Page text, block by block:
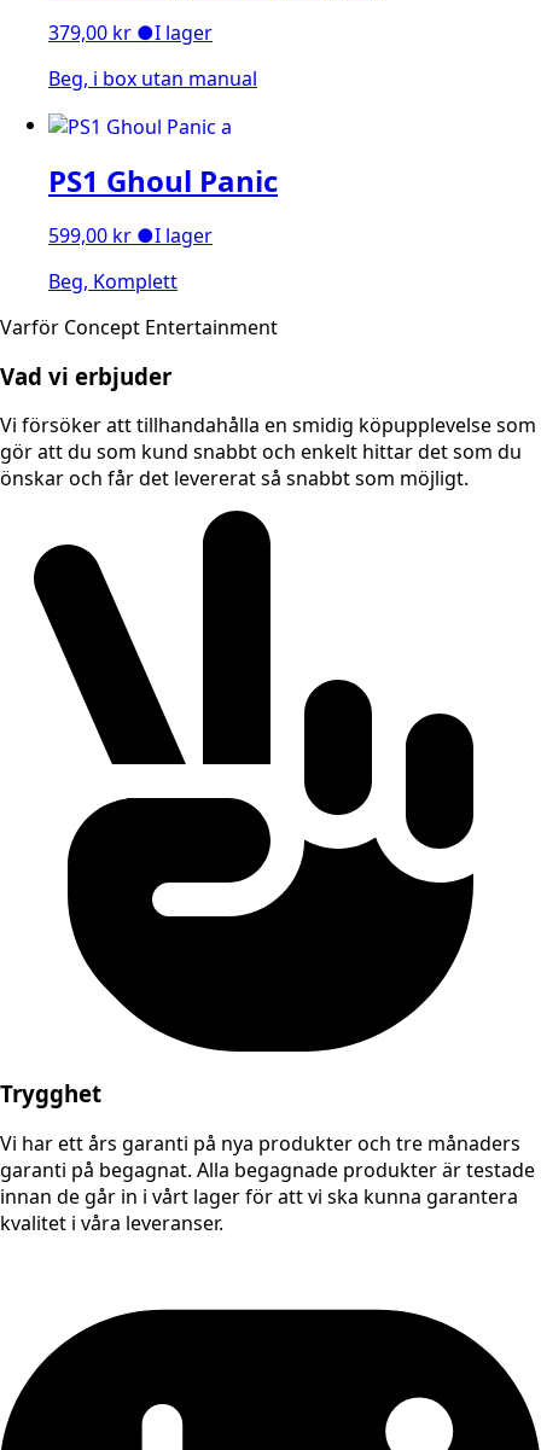
379,00 kr ●I lager
Beg, i box utan manual
PS1 Ghoul Panic
599,00 kr ●I lager
Beg, Komplett
Varför Concept Entertainment
Vad vi erbjuder
Vi försöker att tillhandahålla en smidig köpupplevelse som
gör att du som kund snabbt och enkelt hittar det som du
önskar och får det levererat så snabbt som möjligt.
Trygghet
Vi har ett års garanti på nya produkter och tre månaders
garanti på begagnat. Alla begagnade produkter är testade
innan de går in i vårt lager för att vi ska kunna garantera
kvalitet i våra leveranser.